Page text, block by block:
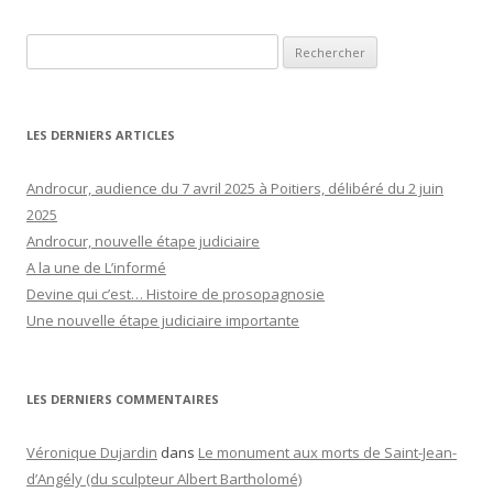
LES DERNIERS ARTICLES
Androcur, audience du 7 avril 2025 à Poitiers, délibéré du 2 juin
2025
Androcur, nouvelle étape judiciaire
A la une de L’informé
Devine qui c’est… Histoire de prosopagnosie
Une nouvelle étape judiciaire importante
LES DERNIERS COMMENTAIRES
Véronique Dujardin dans Le monument aux morts de Saint-Jean-
d’Angély (du sculpteur Albert Bartholomé)